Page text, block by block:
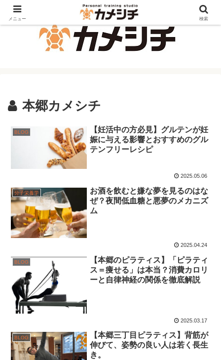
本郷カメシチ
BLOG
【妊活中の方必見】グルテンが妊
娠に与える影響とおすすめのグル
テンフリーレシピ
2025.05.06
分子栄養学
お酒を飲むと嫌な夢を見るのはな
ぜ？夜間低血糖と悪夢のメカニズ
ム
2025.04.24
BLOG
【本郷のピラティス】「ピラティ
ス＝痩せる」は本当？消費カロリ
ーと自律神経の関係を徹底解説
2025.03.17
BLOG
【本郷三丁目ピラティス】背筋が
伸びて、姿勢の良い人は若く長生
き。
メニュー 検索